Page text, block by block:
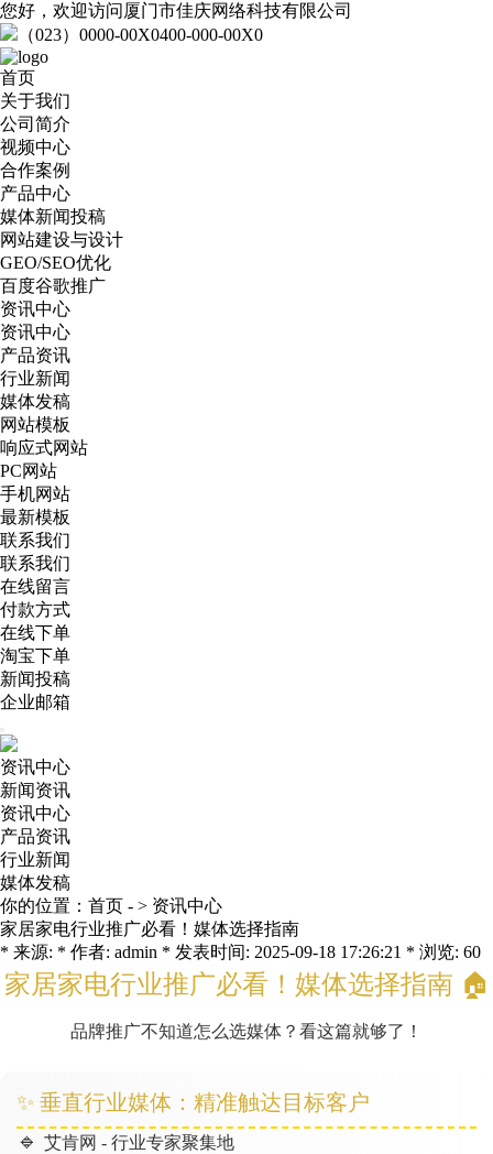
您好，欢迎访问厦门市佳庆网络科技有限公司
（023）0000-00X0400-000-00X0
首页
关于我们
公司简介
视频中心
合作案例
产品中心
媒体新闻投稿
网站建设与设计
GEO/SEO优化
百度谷歌推广
资讯中心
资讯中心
产品资讯
行业新闻
媒体发稿
网站模板
响应式网站
PC网站
手机网站
最新模板
联系我们
联系我们
在线留言
付款方式
在线下单
淘宝下单
新闻投稿
企业邮箱
资讯中心
新闻资讯
资讯中心
产品资讯
行业新闻
媒体发稿
你的位置： 首页 - > 资讯中心
家居家电行业推广必看！媒体选择指南
* 来源: * 作者: admin * 发表时间: 2025-09-18 17:26:21 * 浏览: 60
家居家电行业推广必看！媒体选择指南 🏠
品牌推广不知道怎么选媒体？看这篇就够了！
✨ 垂直行业媒体：精准触达目标客户
🔹 艾肯网 - 行业专家聚集地